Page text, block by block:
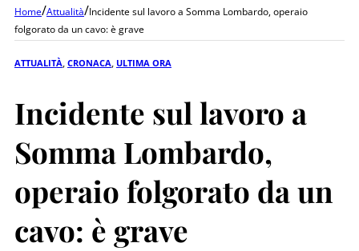
Home/Attualità/Incidente sul lavoro a Somma Lombardo, operaio
folgorato da un cavo: è grave
ATTUALITÀ CRONACA ULTIMA ORA
Incidente sul lavoro a
Somma Lombardo,
operaio folgorato da un
cavo: è grave